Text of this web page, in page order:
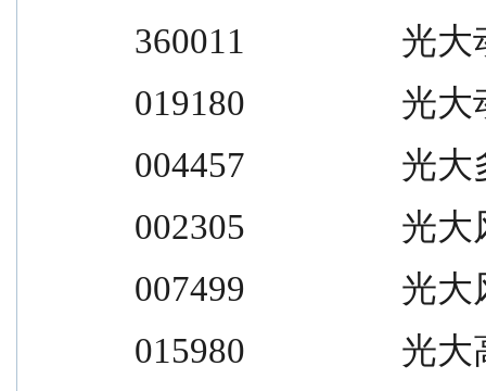
360011                  光
019180                  光
004457                  光
002305                  光
007499                  光
015980                  光